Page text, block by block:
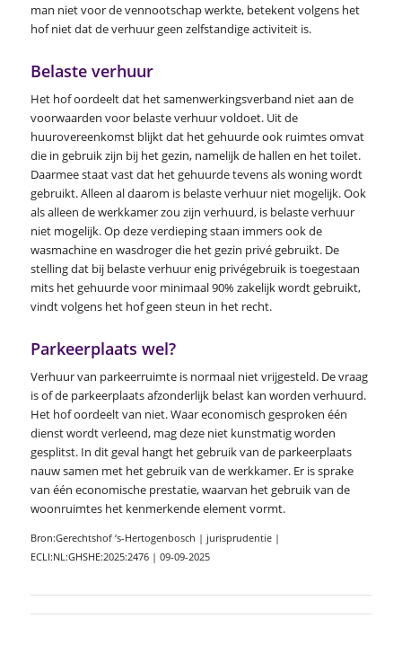
man niet voor de vennootschap werkte, betekent volgens het
hof niet dat de verhuur geen zelfstandige activiteit is.
Belaste verhuur
Het hof oordeelt dat het samenwerkingsverband niet aan de
voorwaarden voor belaste verhuur voldoet. Uit de
huurovereenkomst blijkt dat het gehuurde ook ruimtes omvat
die in gebruik zijn bij het gezin, namelijk de hallen en het toilet.
Daarmee staat vast dat het gehuurde tevens als woning wordt
gebruikt. Alleen al daarom is belaste verhuur niet mogelijk. Ook
als alleen de werkkamer zou zijn verhuurd, is belaste verhuur
niet mogelijk. Op deze verdieping staan immers ook de
wasmachine en wasdroger die het gezin privé gebruikt. De
stelling dat bij belaste verhuur enig privégebruik is toegestaan
mits het gehuurde voor minimaal 90% zakelijk wordt gebruikt,
vindt volgens het hof geen steun in het recht.
Parkeerplaats wel?
Verhuur van parkeerruimte is normaal niet vrijgesteld. De vraag
is of de parkeerplaats afzonderlijk belast kan worden verhuurd.
Het hof oordeelt van niet. Waar economisch gesproken één
dienst wordt verleend, mag deze niet kunstmatig worden
gesplitst. In dit geval hangt het gebruik van de parkeerplaats
nauw samen met het gebruik van de werkkamer. Er is sprake
van één economische prestatie, waarvan het gebruik van de
woonruimtes het kenmerkende element vormt.
Bron:Gerechtshof ‘s-Hertogenbosch | jurisprudentie |
ECLI:NL:GHSHE:2025:2476 | 09-09-2025